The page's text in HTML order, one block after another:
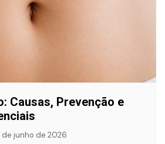
Causas, Prevenção e
de junho de 2026